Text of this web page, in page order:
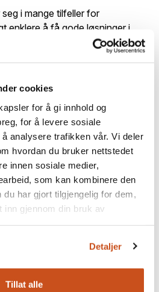
cookies
for å gi innhold og
for å levere sosiale
analysere trafikken vår. Vi deler
hvordan du bruker nettstedet
innen sosiale medier,
som kan kombinere den
har gjort tilgjengelig for dem,
inn gjennom din bruk av
Detaljer
Tillat alle
i mange tilfeller for
enklere å få gode løsninger i
som brytes ned av ulike
som har stått i mange
forhold, kan på få år utvikle
naturlige luftingen av
gjennom feil utført tilleggs-
må man vurdere om det er
for å sikre god regnskjerming i
ned mor grunnmuren og
endres.